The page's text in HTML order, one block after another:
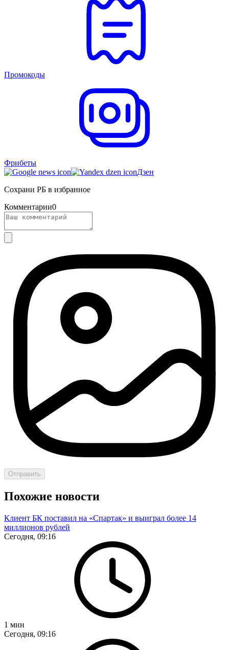
Промокоды
Фрибеты
Дзен
Сохрани РБ в избранное
Комментарии0
Отправить
Похожие новости
Клиент БК поставил на «Спартак» и выиграл более 14
миллионов рублей
Сегодня, 09:16
1 мин
Сегодня, 09:16